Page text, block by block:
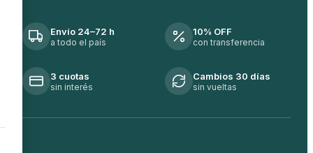
Envío 24–72 h
a todo el país
10% OFF
con transferencia
3 cuotas
sin interés
Cambios 30 días
sin vueltas